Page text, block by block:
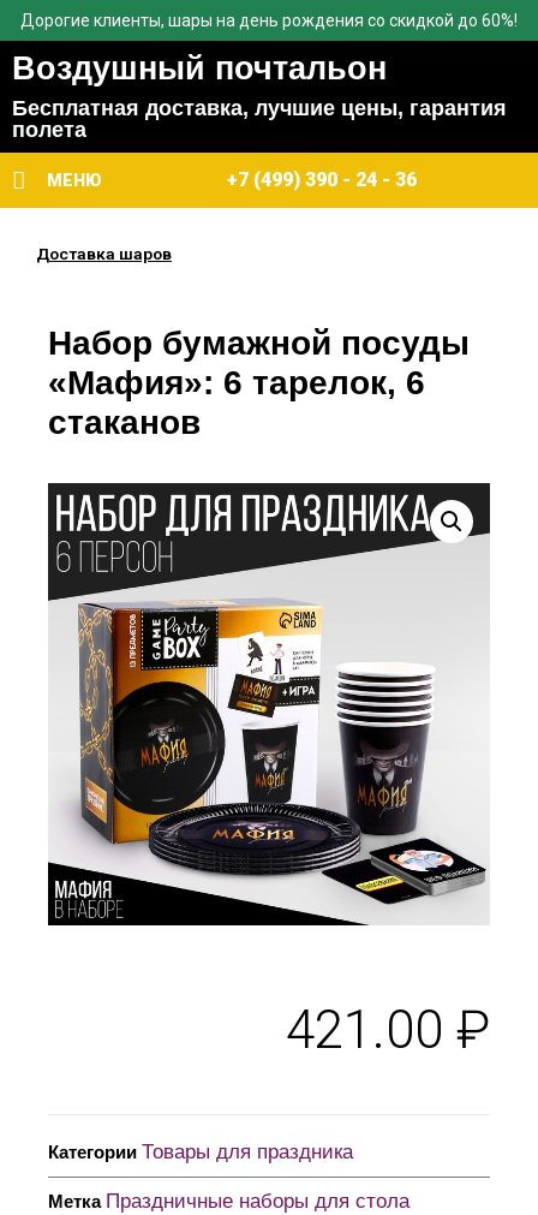
Дорогие клиенты, шары на день рождения со скидкой до 60%!
Воздушный почтальон
Бесплатная доставка, лучшие цены, гарантия
полета
МЕНЮ +7 (499) 390 - 24 - 36
Доставка шаров
Набор бумажной посуды
«Мафия»: 6 тарелок, 6
стаканов
421.00 ₽
Категории Товары для праздника
Метка Праздничные наборы для стола